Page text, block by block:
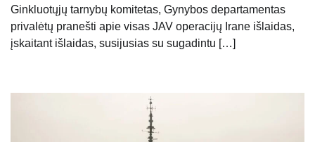
Ginkluotųjų tarnybų komitetas, Gynybos departamentas
privalėtų pranešti apie visas JAV operacijų Irane išlaidas,
įskaitant išlaidas, susijusias su sugadintu […]